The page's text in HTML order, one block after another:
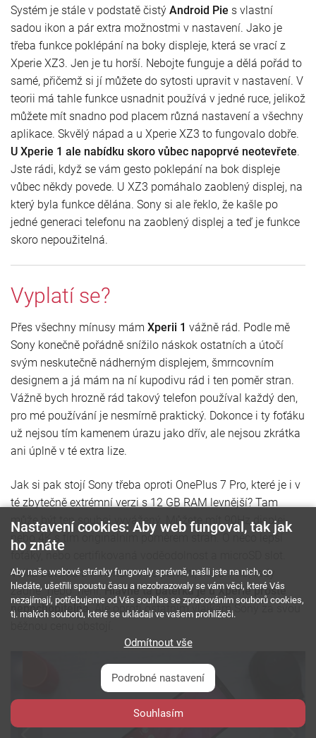
Systém je stále v podstatě čistý Android Pie s vlastní
sadou ikon a pár extra možnostmi v nastavení. Jako je
třeba funkce poklépání na boky displeje, která se vrací z
Xperie XZ3. Jen je tu horší. Nebojte funguje a dělá pořád to
samé, přičemž si jí můžete do sytosti upravit v nastavení. V
teorii má tahle funkce usnadnit používá v jedné ruce, jelikož
můžete mít snadno pod placem různá nastavení a všechny
aplikace. Skvělý nápad a u Xperie XZ3 to fungovalo dobře.
U Xperie 1 ale nabídku skoro vůbec napoprvé neotevřete.
Jste rádi, když se vám gesto poklepání na bok displeje
vůbec někdy povede. U XZ3 pomáhalo zaoblený displej, na
který byla funkce dělána. Sony si ale řeklo, že kašle po
jedné generaci telefonu na zaoblený displej a teď je funkce
skoro nepoužitelná.
Vyplatí se?
Přes všechny mínusy mám Xperii 1 vážně rád. Podle mě
Sony konečně pořádně snížilo náskok ostatních a útočí
svým neskutečně nádherným displejem, šmrncovním
designem a já mám na ní kupodivu rád i ten poměr stran.
Vážně bych hrozně rád takový telefon používal každý den,
pro mé používání je nesmírně praktický. Dokonce i ty foťáku
už nejsou tím kamenem úrazu jako dřív, ale nejsou zkrátka
ani úplně v té extra lize.
Jak si pak stojí Sony třeba oproti OnePlus 7 Pro, které je i v
té zbytečně extrémní verzi s 12 GB RAM levnější? Tam
může být ten souboj vyvážený. Můžete mít 90Hz displej,
nebo 4K s tím originálním poměrem stran. O něco lepší
Velká baterka a mnohem více paměti, nebo... no, tady
žádné "nebo" není.Hlavně ta baterka je u Xperie prostě
nepochopitelná . Ale oproti ostatním vlajkám Sony za svou
Nastavení cookies: Aby web fungoval, tak jak
ho znáte
Aby naše webové stránky fungovaly správně, našli jste na nich, co
hledáte, ušetřili spoustu času a nezobrazovaly se vám věci, které Vás
nezajímají, potřebujeme od Vás souhlas se zpracováním souborů cookies,
tj. malých souborů, které se ukládají ve vašem prohlížeči.
Odmítnout vše
Podrobné nastavení
Souhlasím